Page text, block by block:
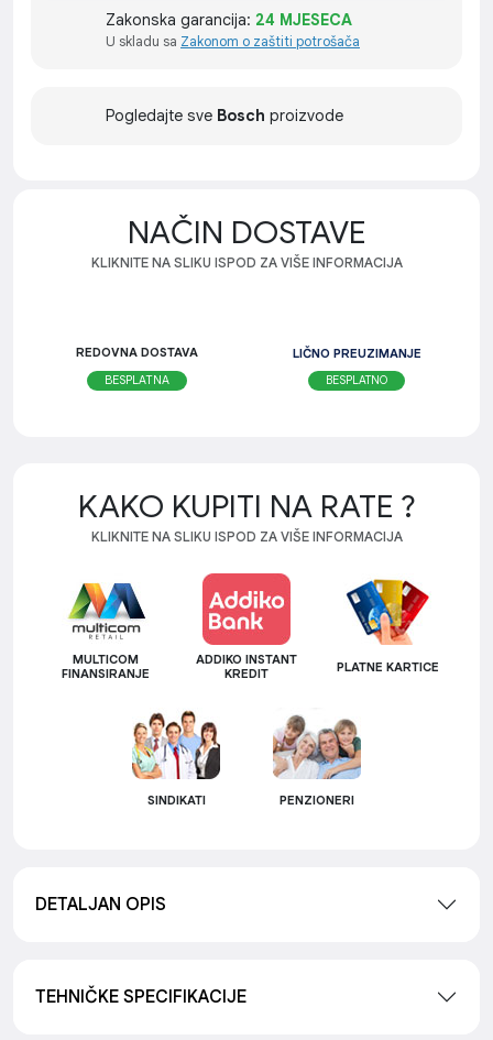
Zakonska garancija: 24 MJESECA
U skladu sa Zakonom o zaštiti potrošača
Pogledajte sve Bosch proizvode
NAČIN DOSTAVE
KLIKNITE NA SLIKU ISPOD ZA VIŠE INFORMACIJA
REDOVNA DOSTAVA
BESPLATNA
LIČNO PREUZIMANJE
BESPLATNO
KAKO KUPITI NA RATE ?
KLIKNITE NA SLIKU ISPOD ZA VIŠE INFORMACIJA
MULTICOM
FINANSIRANJE
ADDIKO INSTANT
KREDIT
PLATNE KARTICE
SINDIKATI PENZIONERI
DETALJAN OPIS
TEHNIČKE SPECIFIKACIJE